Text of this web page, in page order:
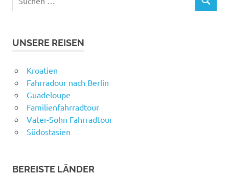
nach:
SUCHEN
UNSERE REISEN
Kroatien
Fahrradour nach Berlin
Guadeloupe
Familienfahrradtour
Vater-Sohn Fahrradtour
Südostasien
BEREISTE LÄNDER